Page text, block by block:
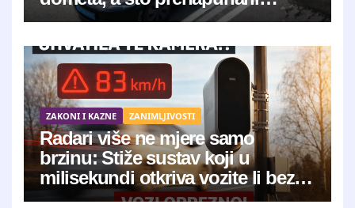
mitovi?
ZAKONI I KAZNE ZANIMLJIVOSTI
Radari više ne mjere samo
brzinu: Stiže sustav koji u
milisekundi otkriva vozite li bez
osiguranja